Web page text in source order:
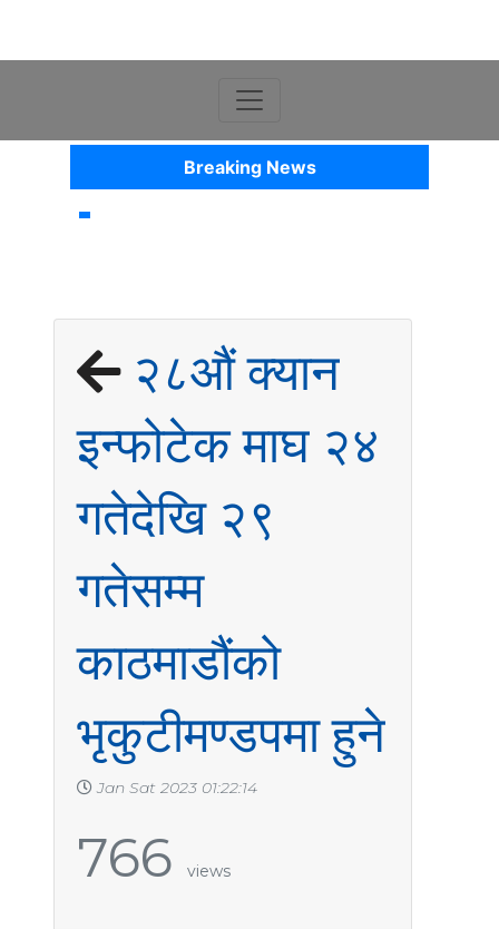
Breaking News
२८औं क्यान
इन्फोटेक माघ २४
गतेदेखि २९
गतेसम्म
काठमाडौंको
भृकुटीमण्डपमा हुने
Jan Sat 2023 01:22:14
766 views